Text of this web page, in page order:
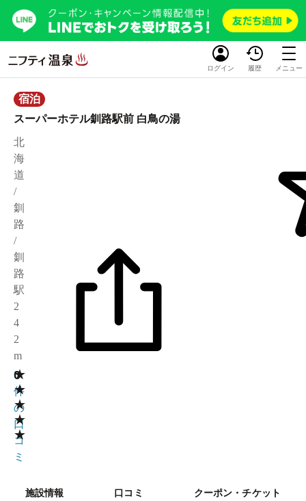
ログイン 履歴 メニュー
宿泊
スーパーホテル釧路駅前 白鳥の湯
北
海
道
/
釧
路
/
釧
路
駅
2
4
2
m
★
★
★
★
★
0
0
件
の
口
コ
ミ
施設情報 口コミ クーポン・チケット